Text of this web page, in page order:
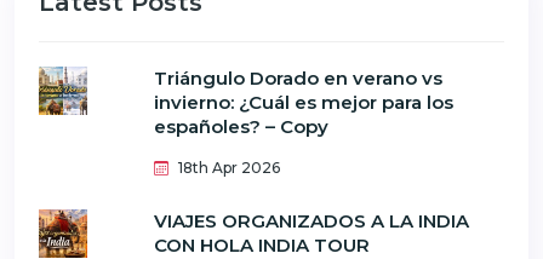
Triángulo Dorado en verano vs
invierno: ¿Cuál es mejor para los
españoles? – Copy
18th Apr 2026
VIAJES ORGANIZADOS A LA INDIA
CON HOLA INDIA TOUR